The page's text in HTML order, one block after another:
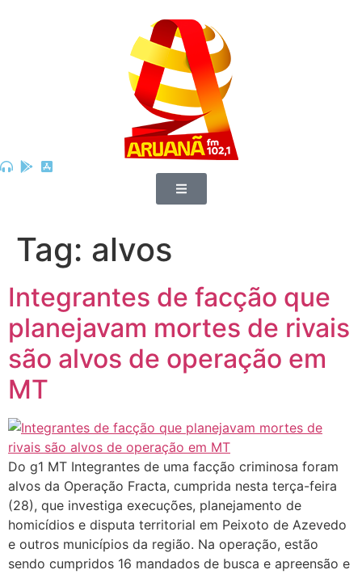
Tag: alvos
Integrantes de facção que
planejavam mortes de rivais
são alvos de operação em
MT
Do g1 MT Integrantes de uma facção criminosa foram
alvos da Operação Fracta, cumprida nesta terça-feira
(28), que investiga execuções, planejamento de
homicídios e disputa territorial em Peixoto de Azevedo
e outros municípios da região. Na operação, estão
sendo cumpridos 16 mandados de busca e apreensão e